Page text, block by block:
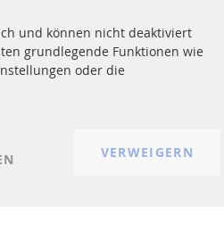
Über uns
Zahlungsarten
Versandkosten
und können nicht deaktiviert
grundlegende Funktionen wie
oder die
VERWEIGERN